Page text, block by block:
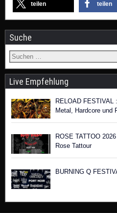
teilen teilen
Suche
Live Empfehlung
RELOAD FESTIVAL
Metal, Hardcore und
ROSE TATTOO
Rose Tattour
BURNING Q